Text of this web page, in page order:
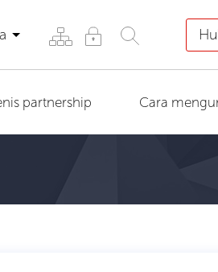
partnership Cara